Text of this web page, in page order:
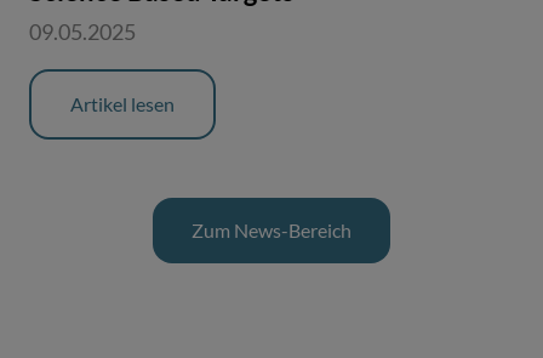
09.05.2025
Artikel lesen
Zum News-Bereich